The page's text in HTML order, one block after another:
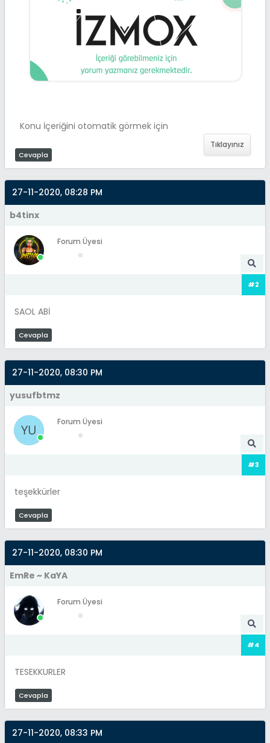
Konu İçeriğini otomatik görmek için
Tıklayınız
Cevapla
27-11-2020, 08:28 PM
b4tinx
Forum Üyesi
#2
SAOL ABİ
Cevapla
27-11-2020, 08:30 PM
yusufbtmz
Forum Üyesi
#3
teşekkürler
Cevapla
27-11-2020, 08:30 PM
EmRe ~ KaYA
Forum Üyesi
#4
TESEKKURLER
Cevapla
27-11-2020, 08:33 PM